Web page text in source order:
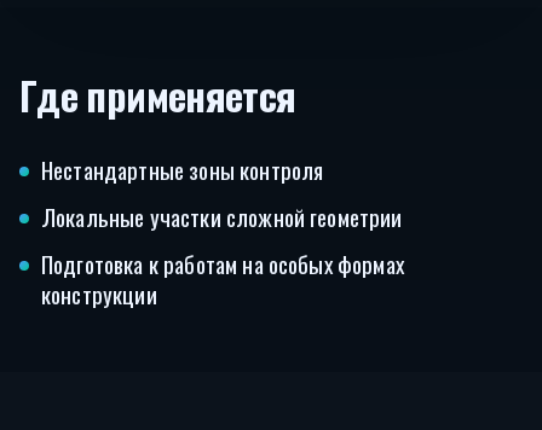
Где применяется
Нестандартные зоны контроля
Локальные участки сложной геометрии
Подготовка к работам на особых формах
конструкции